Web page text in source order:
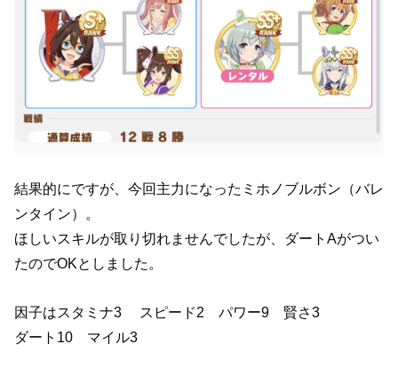
結果的にですが、今回主力になったミホノブルボン（バレ
ンタイン）。
ほしいスキルが取り切れませんでしたが、ダートAがつい
たのでOKとしました。
因子はスタミナ3 スピード2 パワー9 賢さ3
ダート10 マイル3